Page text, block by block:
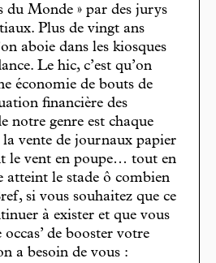
Monde » par des jurys
Plus de vingt ans
aboie dans les kiosques
Le hic, c’est qu’on
économie de bouts de
financière des
notre genre est chaque
vente de journaux papier
le vent en poupe… tout en
atteint le stade ô combien
si vous souhaitez que ce
à exister et que vous
de booster votre
a besoin de vous :